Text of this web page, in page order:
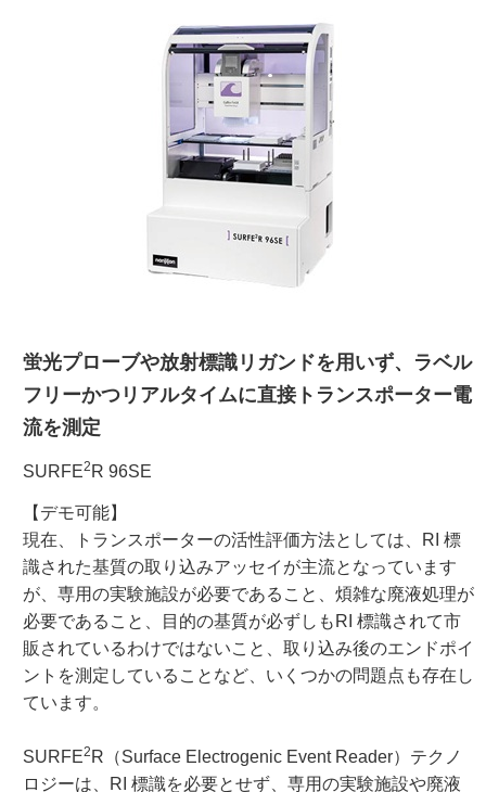
蛍光プローブや放射標識リガンドを用いず、ラベル
フリーかつリアルタイムに直接トランスポーター電
流を測定
SURFE2 R 96SE
【デモ可能】
現在、トランスポーターの活性評価方法としては、RI 標
識された基質の取り込みアッセイが主流となっています
が、専用の実験施設が必要であること、煩雑な廃液処理が
必要であること、目的の基質が必ずしもRI 標識されて市
販されているわけではないこと、取り込み後のエンドポイ
ントを測定していることなど、いくつかの問題点も存在し
ています。
SURFE2 R（Surface Electrogenic Event Reader）テクノ
ロジーは、RI 標識を必要とせず、専用の実験施設や廃液
ラボプランニング
ワケンG オンラインショップ
和研薬 ホームページ